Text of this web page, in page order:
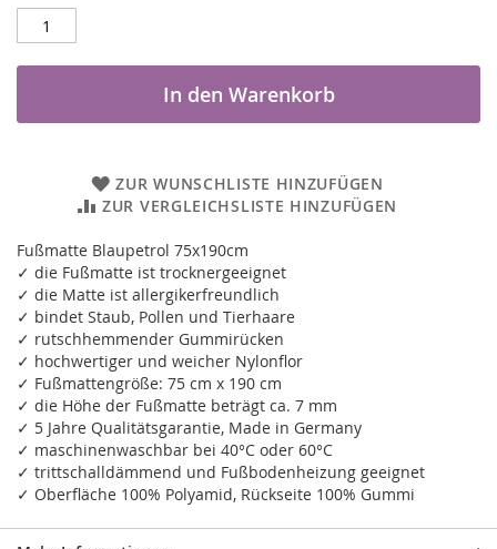
In den Warenkorb
ZUR WUNSCHLISTE HINZUFÜGEN
ZUR VERGLEICHSLISTE HINZUFÜGEN
Fußmatte Blaupetrol 75x190cm
✓ die Fußmatte ist trocknergeeignet
✓ die Matte ist allergikerfreundlich
✓ bindet Staub, Pollen und Tierhaare
✓ rutschhemmender Gummirücken
✓ hochwertiger und weicher Nylonflor
✓ Fußmattengröße: 75 cm x 190 cm
✓ die Höhe der Fußmatte beträgt ca. 7 mm
✓ 5 Jahre Qualitätsgarantie, Made in Germany
✓ maschinenwaschbar bei 40°C oder 60°C
✓ trittschalldämmend und Fußbodenheizung geeignet
✓ Oberfläche 100% Polyamid, Rückseite 100% Gummi